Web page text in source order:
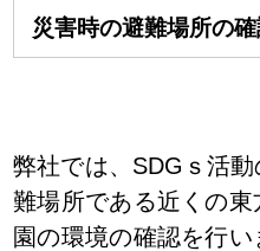
災害時の避難場所の確
弊社では、SDGｓ活
難場所である近くの
園の環境の確認を行